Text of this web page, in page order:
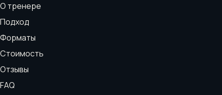
О тренере
Подход
Форматы
Стоимость
Отзывы
FAQ